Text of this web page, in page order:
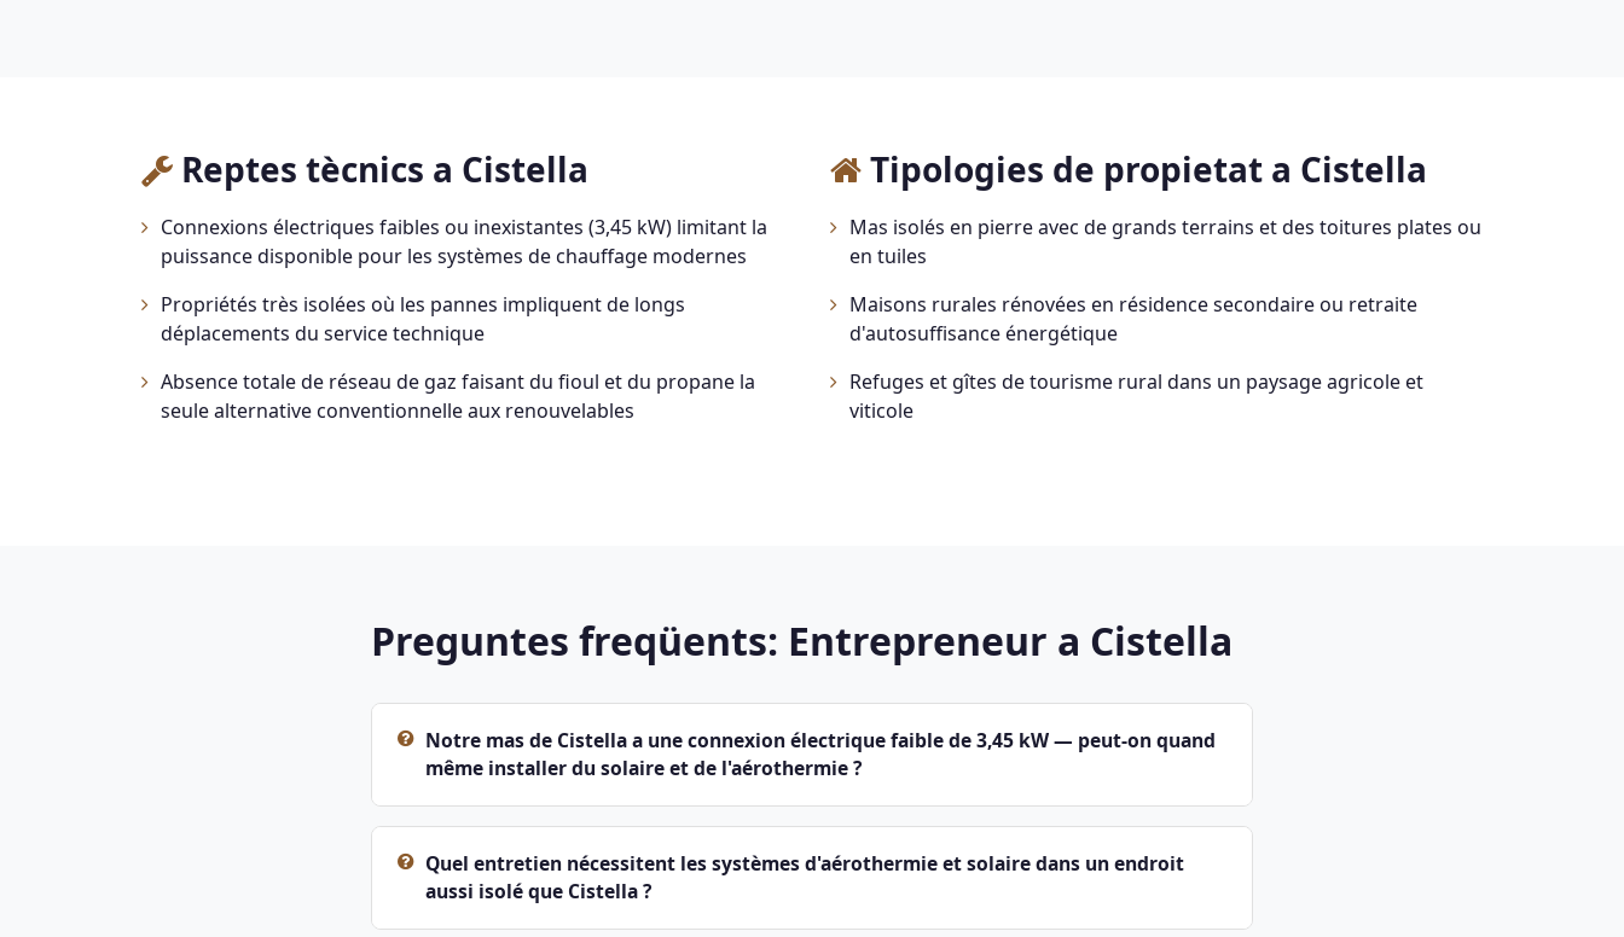
Reptes tècnics a Cistella
Connexions électriques faibles ou inexistantes (3,45 kW) limitant la
puissance disponible pour les systèmes de chauffage modernes
Propriétés très isolées où les pannes impliquent de longs
déplacements du service technique
Absence totale de réseau de gaz faisant du fioul et du propane la
seule alternative conventionnelle aux renouvelables
Tipologies de propietat a Cistella
Mas isolés en pierre avec de grands terrains et des toitures plates ou
en tuiles
Maisons rurales rénovées en résidence secondaire ou retraite
d'autosuffisance énergétique
Refuges et gîtes de tourisme rural dans un paysage agricole et
viticole
Preguntes freqüents: Entrepreneur a Cistella
Notre mas de Cistella a une connexion électrique faible de 3,45 kW — peut-on quand
même installer du solaire et de l'aérothermie ?
Quel entretien nécessitent les systèmes d'aérothermie et solaire dans un endroit
aussi isolé que Cistella ?